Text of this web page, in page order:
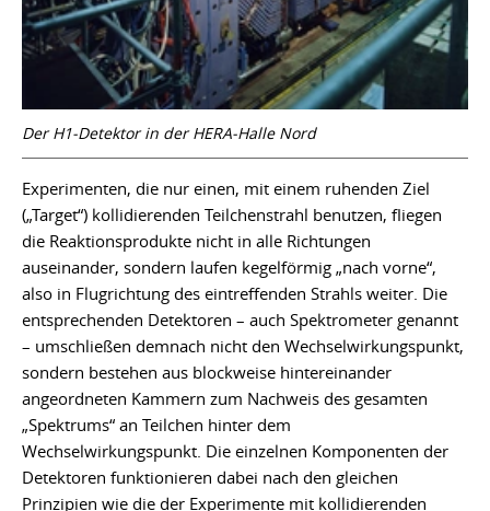
Der H1-Detektor in der HERA-Halle Nord
Experimenten, die nur einen, mit einem ruhenden Ziel
(„Target“) kollidierenden Teilchenstrahl benutzen, fliegen
die Reaktionsprodukte nicht in alle Richtungen
auseinander, sondern laufen kegelförmig „nach vorne“,
also in Flugrichtung des eintreffenden Strahls weiter. Die
entsprechenden Detektoren – auch Spektrometer genannt
– umschließen demnach nicht den Wechselwirkungspunkt,
sondern bestehen aus blockweise hintereinander
angeordneten Kammern zum Nachweis des gesamten
„Spektrums“ an Teilchen hinter dem
Wechselwirkungspunkt. Die einzelnen Komponenten der
Detektoren funktionieren dabei nach den gleichen
Prinzipien wie die der Experimente mit kollidierenden